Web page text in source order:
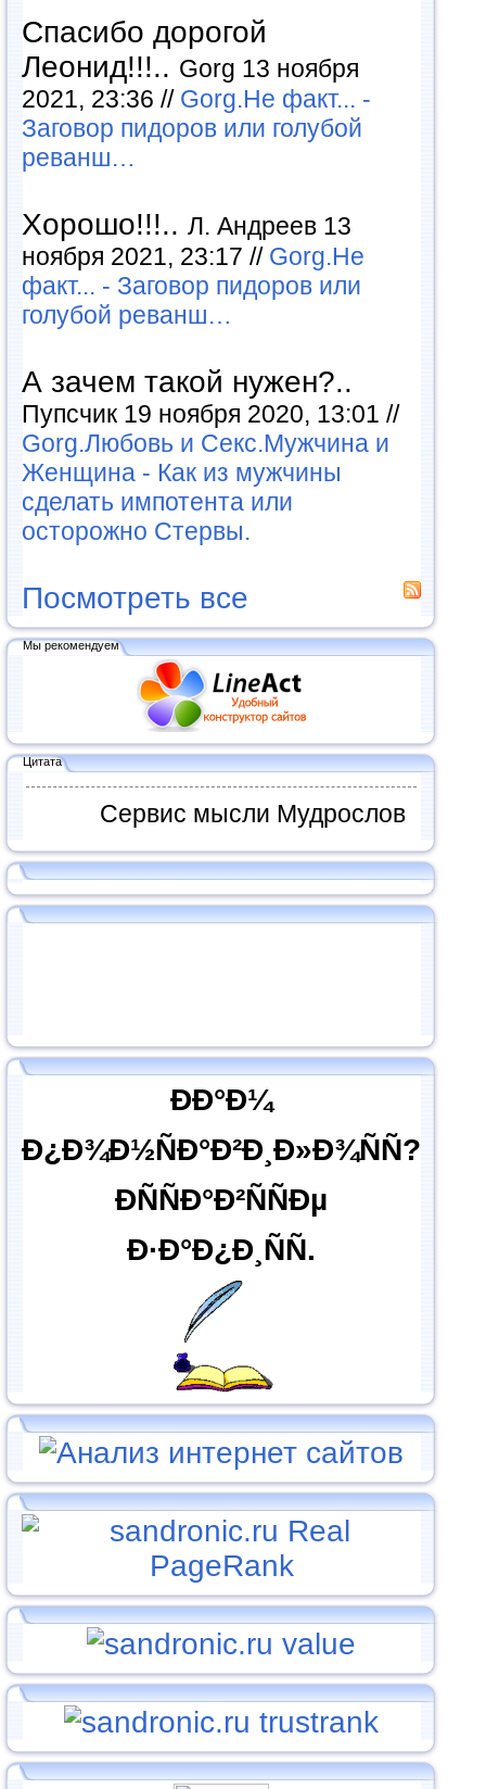
Спасибо дорогой
Леонид!!!.. Gorg 13 ноября
2021, 23:36 // Gorg.Не факт... -
Заговор пидоров или голубой
реванш…
Хорошо!!!.. Л. Андреев 13
ноября 2021, 23:17 // Gorg.Не
факт... - Заговор пидоров или
голубой реванш…
А зачем такой нужен?..
Пупсчик 19 ноября 2020, 13:01 //
Gorg.Любовь и Секс.Мужчина и
Женщина - Как из мужчины
сделать импотента или
осторожно Стервы.
Посмотреть все
Мы рекомендуем
Цитата
Сервис мысли Мудрослов
ÐÐ°Ð¼
Ð¿Ð¾Ð½ÑÐ°Ð²Ð¸Ð»Ð¾ÑÑ?
ÐÑÑÐ°Ð²ÑÑÐµ
Ð·Ð°Ð¿Ð¸ÑÑ.